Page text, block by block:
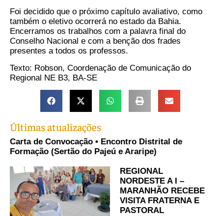
Foi decidido que o próximo capítulo avaliativo, como
também o eletivo ocorrerá no estado da Bahia.
Encerramos os trabalhos com a palavra final do
Conselho Nacional e com a benção dos frades
presentes a todos os professos.
Texto: Robson, Coordenação de Comunicação do
Regional NE B3, BA-SE
Últimas atualizações
Carta de Convocação • Encontro Distrital de
Formação (Sertão do Pajeú e Araripe)
REGIONAL
NORDESTE A I –
MARANHÃO RECEBE
VISITA FRATERNA E
PASTORAL